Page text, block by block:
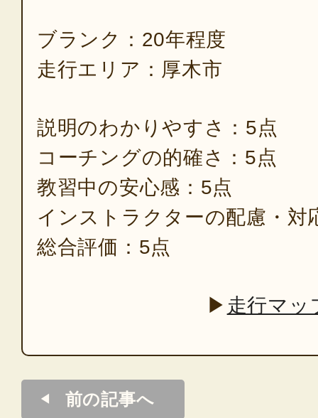
ブランク：20年程度
走行エリア：厚木市
説明のわかりやすさ：5点
コーチングの的確さ：5点
教習中の安心感：5点
インストラクターの配慮・対
総合評価：5点
▶ 走行マッ
前の記事へ